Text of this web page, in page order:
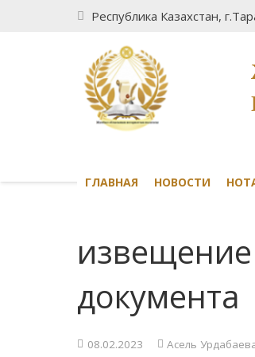
Республика Казахстан,
ГЛАВНАЯ НОВОСТИ
документа
08.02.2023 Асель